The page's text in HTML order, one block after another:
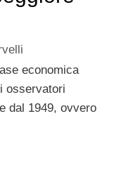
economica
osservatori
dal 1949, ovvero